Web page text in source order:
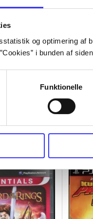
og optimering
i bunden af
Funktionelle